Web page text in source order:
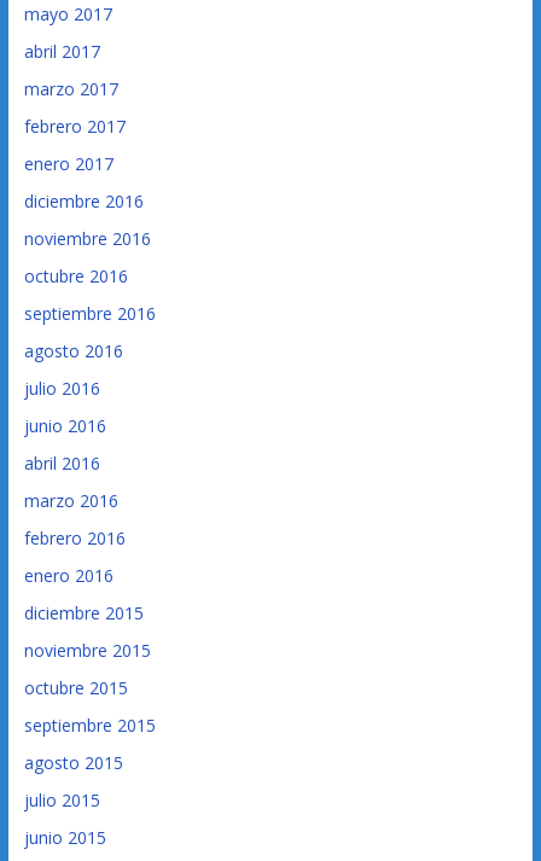
mayo 2017
abril 2017
marzo 2017
febrero 2017
enero 2017
diciembre 2016
noviembre 2016
octubre 2016
septiembre 2016
agosto 2016
julio 2016
junio 2016
abril 2016
marzo 2016
febrero 2016
enero 2016
diciembre 2015
noviembre 2015
octubre 2015
septiembre 2015
agosto 2015
julio 2015
junio 2015